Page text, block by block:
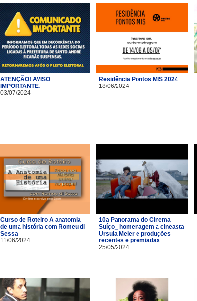
ATENÇÃO! AVISO
IMPORTANTE.
03/07/2024
Residência Pontos MIS 2024
18/06/2024
Curso de Roteiro A anatomia
de uma história com Romeu di
Sessa
11/06/2024
10a Panorama do Cinema
Suíço_ homenagem a cineasta
Ursula Meier e produções
recentes e premiadas
25/05/2024